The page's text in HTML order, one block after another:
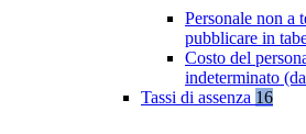
Personale non a
pubblicare in
Costo del
indeterminato
Tassi di assenza 16